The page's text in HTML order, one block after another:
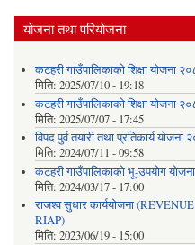
योजना तथा परियोजना
कटहरी गाउँपालिकाको शिक्षा योजना
मिति: 2025/07/10 - 19:18
कटहरी गाउँपालिकाको शिक्षा योजना
मिति: 2025/07/07 - 17:45
विपद पुर्व तयारी तथा प्रतिकार्य
मिति: 2024/07/11 - 09:58
कटहरी गाउँपालिकाको भू-उपयोग
मिति: 2024/03/17 - 17:00
राजश्व सुधार कार्ययोजना
RIAP)
मिति: 2023/06/19 - 15:00